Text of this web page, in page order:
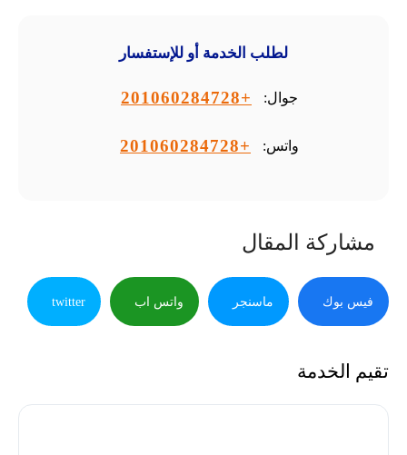
لطلب الخدمة أو للإستفسار
جوال: +201060284728
واتس: +201060284728
مشاركة المقال
فيس بوك ماسنجر واتس اب twitter
تقيم الخدمة